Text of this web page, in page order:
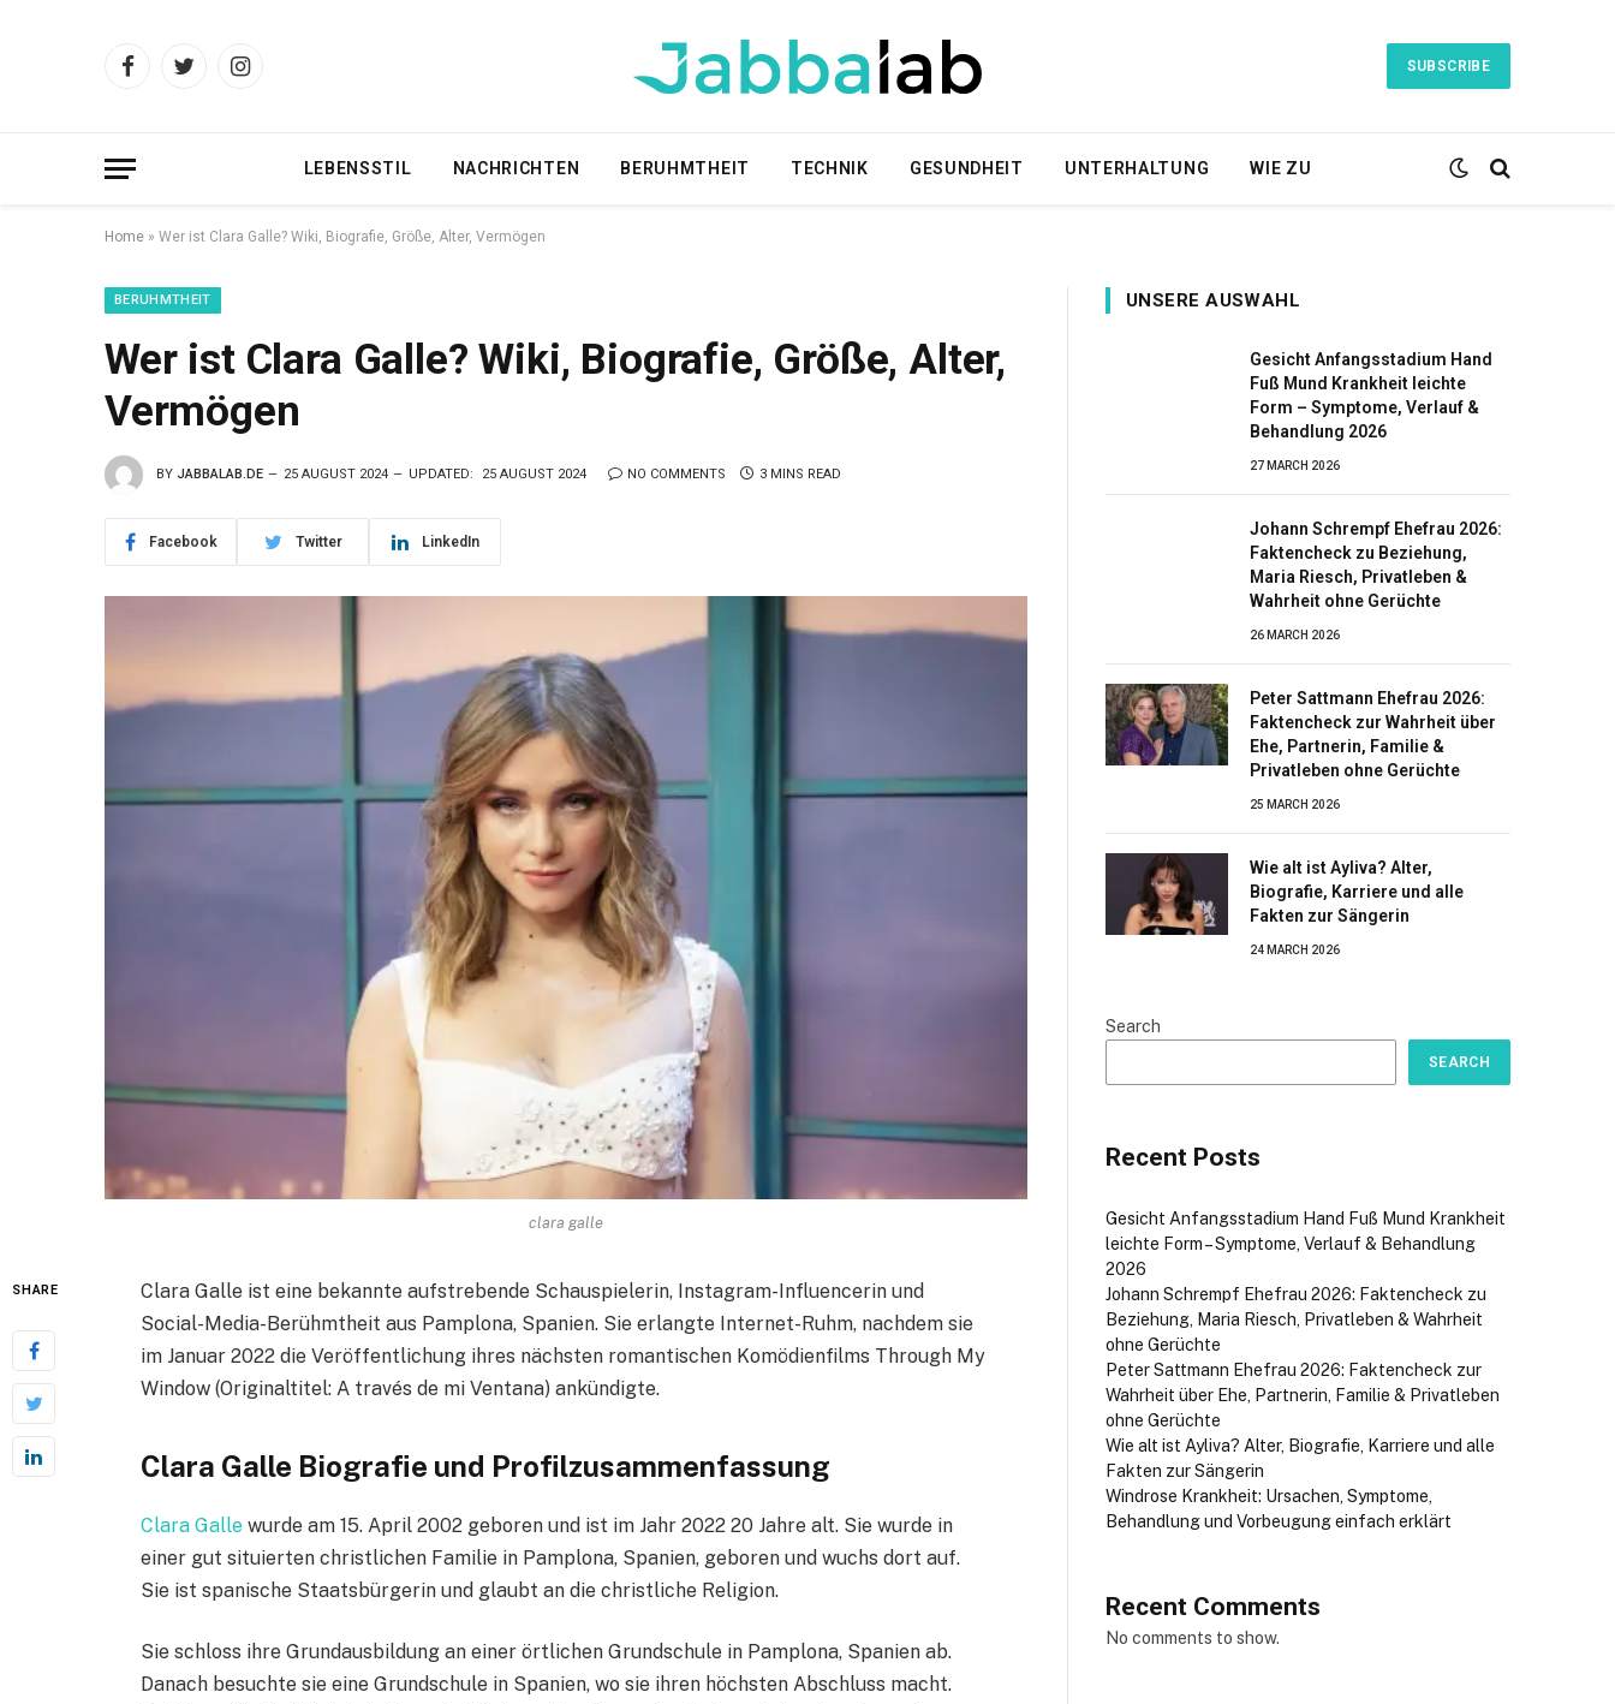
FacebookTwitterInstagram
SUBSCRIBE
LEBENSSTIL NACHRICHTEN BERUHMTHEIT TECHNIK GESUNDHEIT UNTERHALTUNG WIE ZU
Home » Wer ist Clara Galle? Wiki, Biografie, Größe, Alter, Vermögen
BERUHMTHEIT
Wer ist Clara Galle? Wiki, Biografie, Größe, Alter,
Vermögen
BY JABBALAB.DE 25 AUGUST 2024 UPDATED: 25 AUGUST 2024 NO COMMENTS 3 MINS READ
Facebook Twitter LinkedIn
clara galle
SHARE
Clara Galle ist eine bekannte aufstrebende Schauspielerin, Instagram-Influencerin und
Social-Media-Berühmtheit aus Pamplona, ​​Spanien. Sie erlangte Internet-Ruhm, nachdem sie
im Januar 2022 die Veröffentlichung ihres nächsten romantischen Komödienfilms Through My
Window (Originaltitel: A través de mi Ventana) ankündigte.
Clara Galle Biografie und Profilzusammenfassung
Clara Galle wurde am 15. April 2002 geboren und ist im Jahr 2022 20 Jahre alt. Sie wurde in
einer gut situierten christlichen Familie in Pamplona, ​​Spanien, geboren und wuchs dort auf.
Sie ist spanische Staatsbürgerin und glaubt an die christliche Religion.
Sie schloss ihre Grundausbildung an einer örtlichen Grundschule in Pamplona, ​​Spanien ab.
Danach besuchte sie eine Grundschule in Spanien, wo sie ihren höchsten Abschluss macht.
UNSERE AUSWAHL
Gesicht Anfangsstadium Hand
Fuß Mund Krankheit leichte
Form – Symptome, Verlauf &
Behandlung 2026
27 MARCH 2026
Johann Schrempf Ehefrau 2026:
Faktencheck zu Beziehung,
Maria Riesch, Privatleben &
Wahrheit ohne Gerüchte
26 MARCH 2026
Peter Sattmann Ehefrau 2026:
Faktencheck zur Wahrheit über
Ehe, Partnerin, Familie &
Privatleben ohne Gerüchte
25 MARCH 2026
Wie alt ist Ayliva? Alter,
Biografie, Karriere und alle
Fakten zur Sängerin
24 MARCH 2026
Search
SEARCH
Recent Posts
Gesicht Anfangsstadium Hand Fuß Mund Krankheit
leichte Form – Symptome, Verlauf & Behandlung
2026
Johann Schrempf Ehefrau 2026: Faktencheck zu
Beziehung, Maria Riesch, Privatleben & Wahrheit
ohne Gerüchte
Peter Sattmann Ehefrau 2026: Faktencheck zur
Wahrheit über Ehe, Partnerin, Familie & Privatleben
ohne Gerüchte
Wie alt ist Ayliva? Alter, Biografie, Karriere und alle
Fakten zur Sängerin
Windrose Krankheit: Ursachen, Symptome,
Behandlung und Vorbeugung einfach erklärt
Recent Comments
No comments to show.